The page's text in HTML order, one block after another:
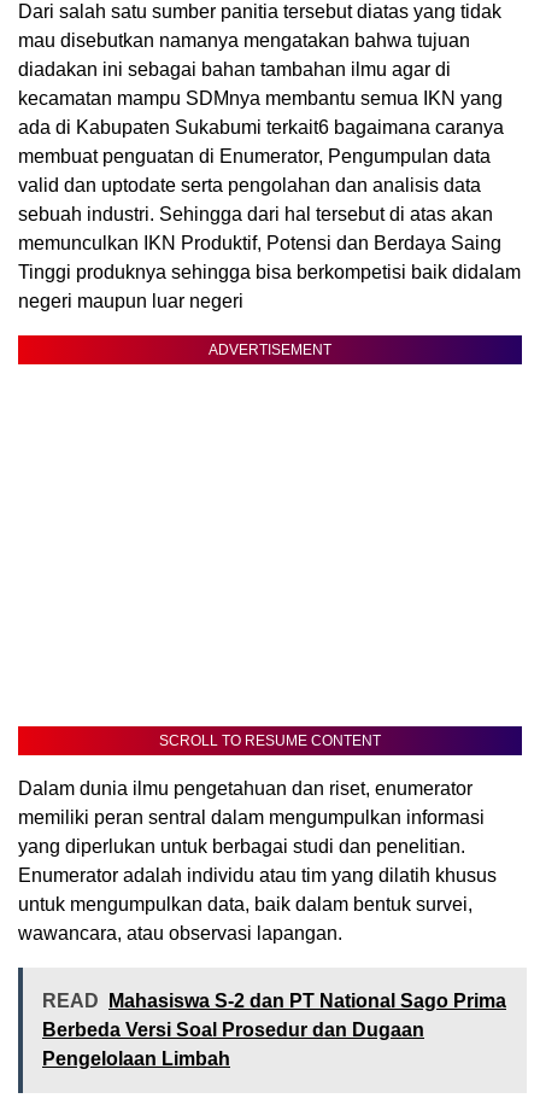
Dari salah satu sumber panitia tersebut diatas yang tidak
mau disebutkan namanya mengatakan bahwa tujuan
diadakan ini sebagai bahan tambahan ilmu agar di
kecamatan mampu SDMnya membantu semua IKN yang
ada di Kabupaten Sukabumi terkait6 bagaimana caranya
membuat penguatan di Enumerator, Pengumpulan data
valid dan uptodate serta pengolahan dan analisis data
sebuah industri. Sehingga dari hal tersebut di atas akan
memunculkan IKN Produktif, Potensi dan Berdaya Saing
Tinggi produknya sehingga bisa berkompetisi baik didalam
negeri maupun luar negeri
ADVERTISEMENT
SCROLL TO RESUME CONTENT
Dalam dunia ilmu pengetahuan dan riset, enumerator
memiliki peran sentral dalam mengumpulkan informasi
yang diperlukan untuk berbagai studi dan penelitian.
Enumerator adalah individu atau tim yang dilatih khusus
untuk mengumpulkan data, baik dalam bentuk survei,
wawancara, atau observasi lapangan.
READ
Mahasiswa S-2 dan PT National Sago Prima
Berbeda Versi Soal Prosedur dan Dugaan
Pengelolaan Limbah